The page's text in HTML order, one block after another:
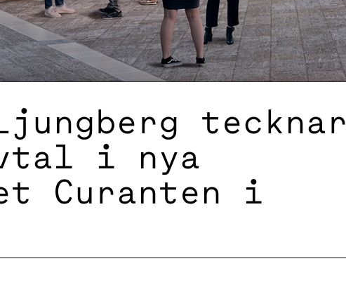
tecknar
i nya
Curanten i